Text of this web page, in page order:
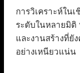
การวิเคราะห์ใน
ระดับในหลายมิติ
และงานสร้างที่ยั
อย่างเหนียวแน่น